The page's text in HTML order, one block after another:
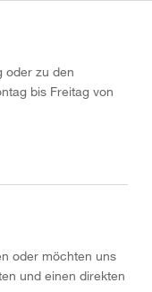
oder zu den
bis Freitag von
oder möchten uns
und einen direkten